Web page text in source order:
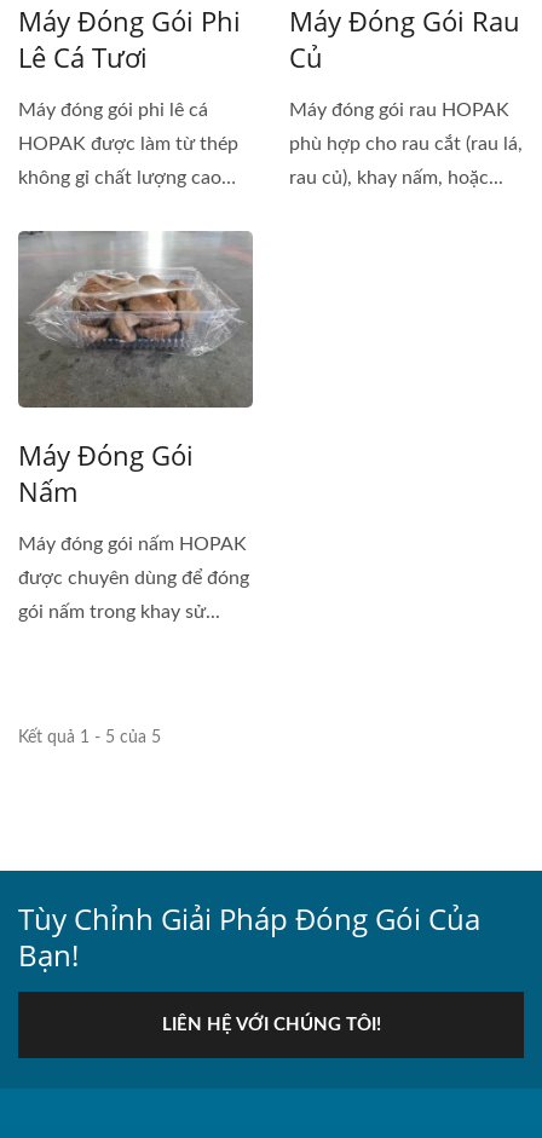
Máy Đóng Gói Phi
Lê Cá Tươi
Máy đóng gói phi lê cá
HOPAK được làm từ thép
không gỉ chất lượng cao
Máy Đóng Gói Rau
Củ
Máy đóng gói rau HOPAK
phù hợp cho rau cắt (rau lá,
rau củ), khay nấm, hoặc...
Máy Đóng Gói
Nấm
Máy đóng gói nấm HOPAK
được chuyên dùng để đóng
gói nấm trong khay sử...
Kết quả 1 - 5 của 5
Tùy Chỉnh Giải Pháp Đóng Gói Của
Bạn!
LIÊN HỆ VỚI CHÚNG TÔI!